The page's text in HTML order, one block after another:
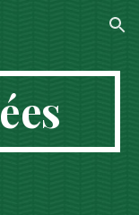
Skip to navigation